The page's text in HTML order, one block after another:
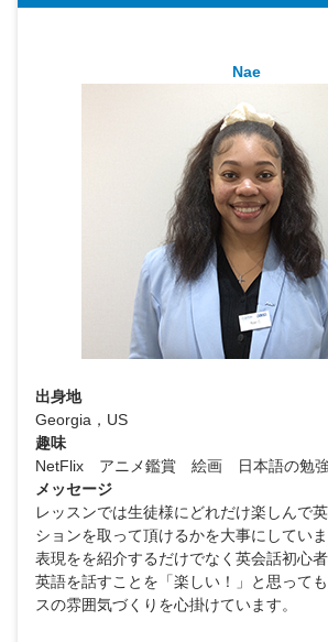
Nae
出身地
Georgia，US
趣味
NetFlix アニメ鑑賞 絵画 日本語の勉強
メッセージ
レッスンでは生徒様にどれだけ楽しんで
ションを取って頂けるかを大事にしてい
表現をを紹介するだけでなく英会話初心
英語を話すことを「楽しい！」と思って
スの雰囲気づくりを心掛けています。